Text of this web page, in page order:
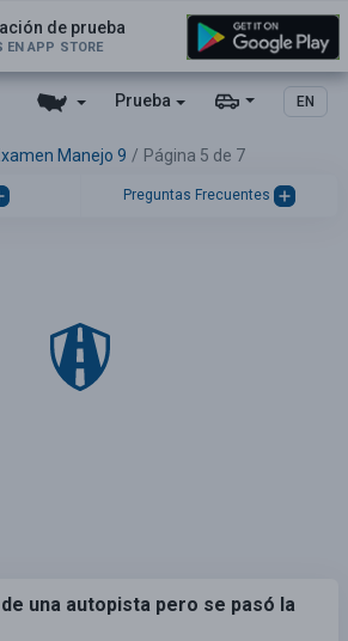
Prueba EN
de prueba
EN APP STORE
Manejo 9 Página 5 de 7
Preguntas Frecuentes
una autopista pero se pasó la